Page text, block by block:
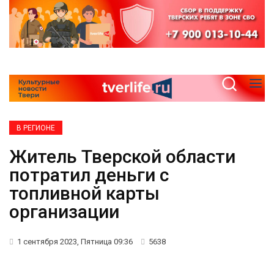
В РЕГИОНЕ
Житель Тверской области
потратил деньги с
топливной карты
организации
1 сентября 2023, Пятница 09:36 5638